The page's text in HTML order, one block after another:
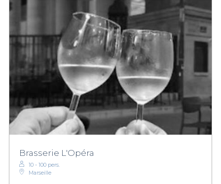
Brasserie L'Opéra
10 - 100 pers.
Marseille